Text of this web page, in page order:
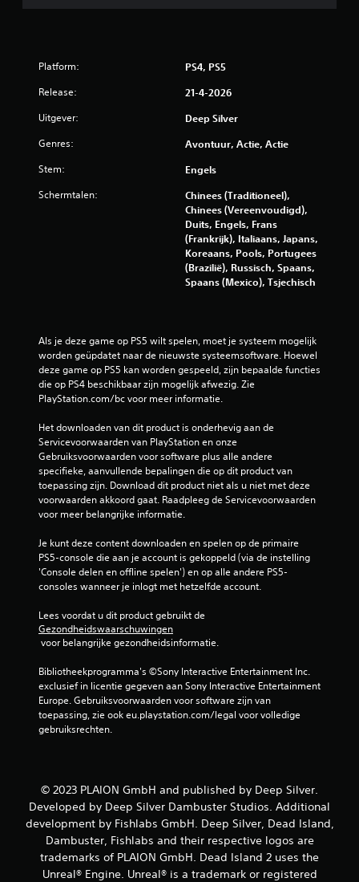
n
Platform: PS4, PS5
Release: 21-4-2026
Uitgever: Deep Silver
Genres: Avontuur, Actie, Actie
Stem: Engels
Schermtalen:
Chinees (Traditioneel),
Chinees (Vereenvoudigd),
Duits, Engels, Frans
(Frankrijk), Italiaans, Japans,
Koreaans, Pools, Portugees
(Brazilië), Russisch, Spaans,
Spaans (Mexico), Tsjechisch
Als je deze game op PS5 wilt spelen, moet je systeem mogelijk
worden geüpdatet naar de nieuwste systeemsoftware. Hoewel
deze game op PS5 kan worden gespeeld, zijn bepaalde functies
die op PS4 beschikbaar zijn mogelijk afwezig. Zie
PlayStation.com/bc voor meer informatie.
Het downloaden van dit product is onderhevig aan de
Servicevoorwaarden van PlayStation en onze
Gebruiksvoorwaarden voor software plus alle andere
specifieke, aanvullende bepalingen die op dit product van
toepassing zijn. Download dit product niet als u niet met deze
voorwaarden akkoord gaat. Raadpleeg de Servicevoorwaarden
voor meer belangrijke informatie.
Je kunt deze content downloaden en spelen op de primaire
PS5-console die aan je account is gekoppeld (via de instelling
'Console delen en offline spelen') en op alle andere PS5-
consoles wanneer je inlogt met hetzelfde account.
Lees voordat u dit product gebruikt de
Gezondheidswaarschuwingen
voor belangrijke gezondheidsinformatie.
Bibliotheekprogramma's ©Sony Interactive Entertainment Inc.
exclusief in licentie gegeven aan Sony Interactive Entertainment
Europe. Gebruiksvoorwaarden voor software zijn van
toepassing, zie ook eu.playstation.com/legal voor volledige
gebruiksrechten.
© 2023 PLAION GmbH and published by Deep Silver.
Developed by Deep Silver Dambuster Studios. Additional
development by Fishlabs GmbH. Deep Silver, Dead Island,
Dambuster, Fishlabs and their respective logos are
trademarks of PLAION GmbH. Dead Island 2 uses the
Unreal® Engine. Unreal® is a trademark or registered